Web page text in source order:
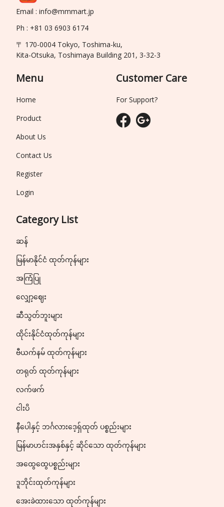
Email : info@mmmart.jp
Ph : +81 03 6903 6174
〒 170-0004 Tokyo, Toshima-ku,
Kita-Otsuka, Toshimaya Building 201, 3-32-3
Menu
Home
Product
About Us
Contact Us
Register
Login
Category List
ဆန်
မြန်မာနိုင်ငံ ထုတ်ကုန်များ
အကြံပြု
လျှော့ဈေး
ဆီသွတ်ဘူးများ
ထိုင်းနိုင်ငံထုတ်ကုန်များ
ဗီယက်နမ် ထုတ်ကုန်များ
တရုတ် ထုတ်ကုန်များ
လက်ဖက်
ငါးပိ
နီပေါနှင့် ဘင်္ဂလားဒေ့ရှ်ထုတ် ပစ္စည်းများ
မြန်မာဟင်းအနှစ်နှင့် ဆိုင်သော ထုတ်ကုန်များ
အထွေထွေပစ္စည်းများ
ဒူဘိုင်းထုတ်ကုန်များ
အေးခဲထားသော ထုတ်ကုန်များ
Customer Care
For Support?